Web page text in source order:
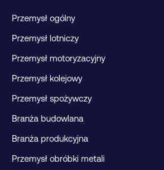
Przemysł ogólny
Przemysł lotniczy
Przemysł motoryzacyjny
Przemysł kolejowy
Przemysł spożywczy
Branża budowlana
Branża produkcyjna
Przemysł obróbki metali